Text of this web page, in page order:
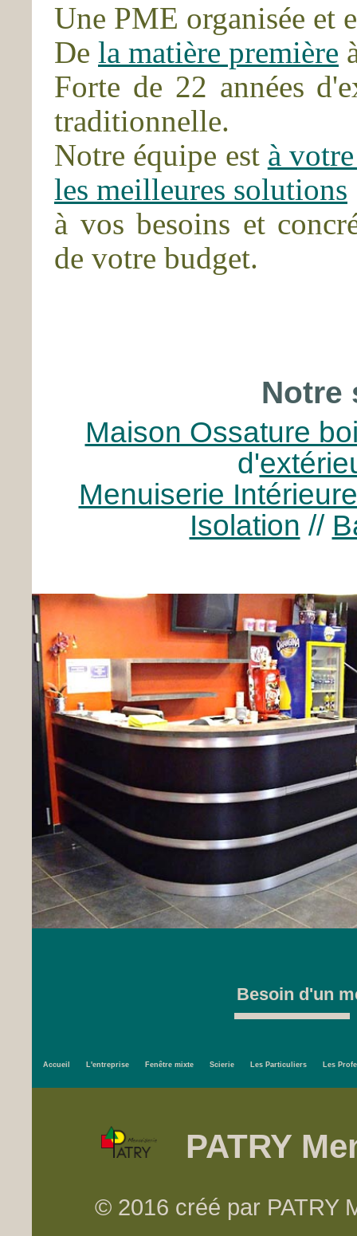
Une PME organisée et
De la matière première
Forte de 22 années
traditionnelle.
Notre équipe est à
les meilleures solutions
à vos besoins et
de votre budget.
Notre
Maison Ossature
d'
Menuiserie Intérieure
Isolation //
Besoin d'un
Accueil L'entreprise Fenêtre mixte Scierie Les Particuliers Les
PATRY
© 2016 créé par PATRY